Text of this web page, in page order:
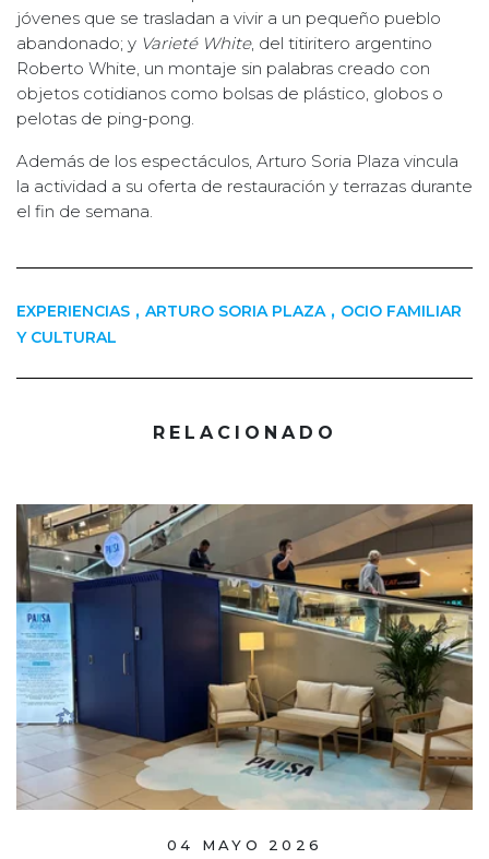
jóvenes que se trasladan a vivir a un pequeño pueblo
abandonado; y Varieté White, del titiritero argentino
Roberto White, un montaje sin palabras creado con
objetos cotidianos como bolsas de plástico, globos o
pelotas de ping-pong.
Además de los espectáculos, Arturo Soria Plaza vincula
la actividad a su oferta de restauración y terrazas durante
el fin de semana.
EXPERIENCIAS , ARTURO SORIA PLAZA , OCIO FAMILIAR
Y CULTURAL
RELACIONADO
04 MAYO 2026